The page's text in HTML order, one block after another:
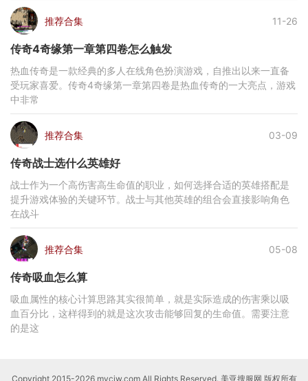
推荐合集 11-26
传奇4奇缘第一章第四卷怎么触发
热血传奇是一款经典的多人在线角色扮演游戏，自推出以来一直备
受玩家喜爱。传奇4奇缘第一章第四卷是热血传奇的一大亮点，游戏
中非常
推荐合集 03-09
传奇战士选什么英雄好
战士作为一个高伤害高生命值的职业，如何选择合适的英雄搭配是
提升游戏体验的关键环节。战士与其他英雄的组合会直接影响角色
在战斗
推荐合集 05-08
传奇吸血怎么算
吸血属性的核心计算思路其实很简单，就是实际造成的伤害乘以吸
血百分比，这样得到的就是这次攻击能够回复的生命值。需要注意
的是这
Copyright 2015-2026 mycjw.com All Rights Reserved. 美亚搜服网 版权所有